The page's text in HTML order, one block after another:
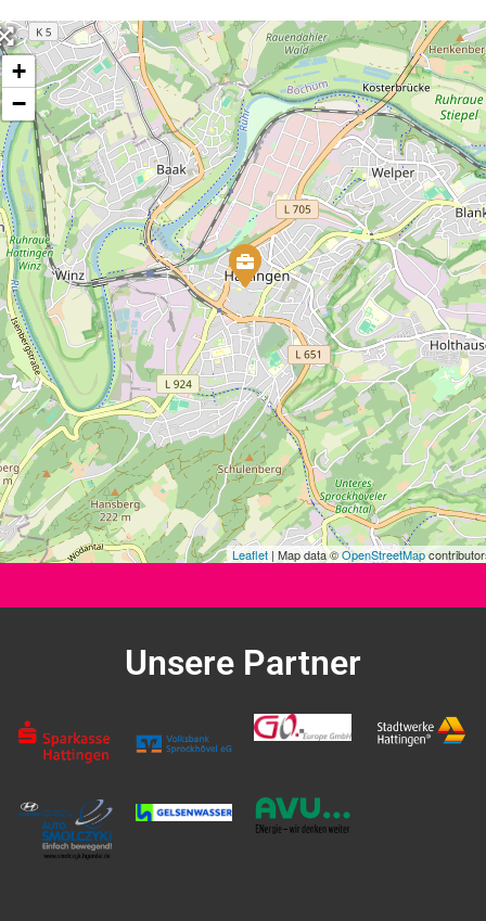
+
−
Leaflet | Map data ©OpenStreetMap
Unsere Partner